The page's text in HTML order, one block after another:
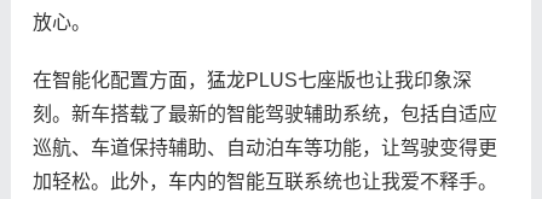
放心。
在智能化配置方面，猛龙PLUS七座版也让我印象深
刻。新车搭载了最新的智能驾驶辅助系统，包括自适应
巡航、车道保持辅助、自动泊车等功能，让驾驶变得更
加轻松。此外，车内的智能互联系统也让我爱不释手。